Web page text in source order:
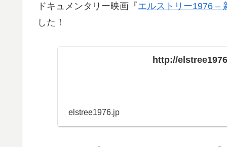
ドキュメンタリー映画『エルストリー1976 –
した！
http://
elstree1976.jp